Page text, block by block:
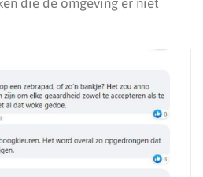
die de omgeving er niet